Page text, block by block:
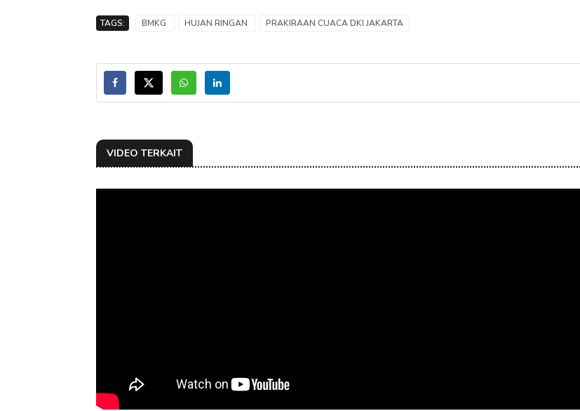
TAGS: BMKG HUJAN RINGAN PRAKIRAAN CUACA DKI JAKARTA
VIDEO TERKAIT